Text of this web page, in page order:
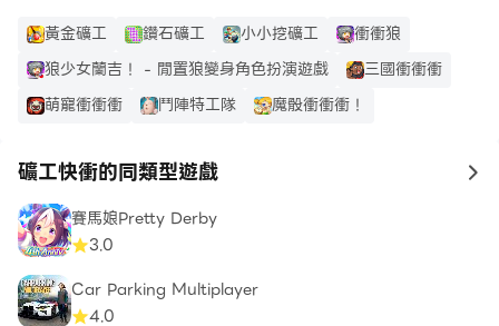
黃金礦工 鑽石礦工 小小挖礦工
衝衝狼
狼少女蘭吉！ - 閒置狼變身角色扮演遊戲
三國衝衝衝
萌寵衝衝衝
鬥陣特工隊 魔骰衝衝衝！
礦工快衝的同類型遊戲 to
賽馬娘Pretty Derby
3.0
Car Parking Multiplayer
4.0